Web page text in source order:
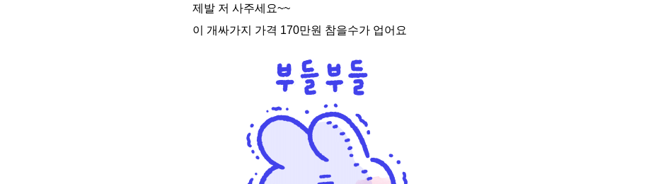
제발 저 사주세요~~
이 개싸가지 가격 170만원 참을수가 업어요